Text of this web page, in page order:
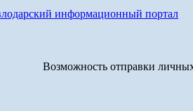
информационный портал
Возможность отправки